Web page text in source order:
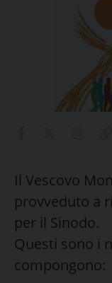
Il Vescovo
provveduto a
per il Sinodo.
Questi sono i
compongono: